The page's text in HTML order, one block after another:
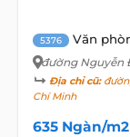
5376 Văn
đường Nguyễn
Địa chỉ cũ:
Chí Minh
635 Ngàn/m2